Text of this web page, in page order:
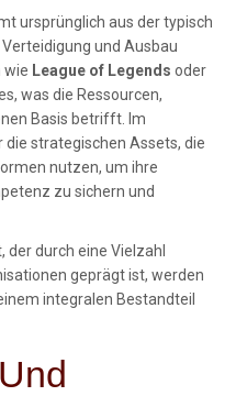
ursprünglich aus der typisch
und Ausbau
wie League of Legends oder
was die Ressourcen,
Basis betrifft. Im
strategischen Assets, die
nutzen, um ihre
zu sichern und
der durch eine Vielzahl
geprägt ist, werden
integralen Bestandteil